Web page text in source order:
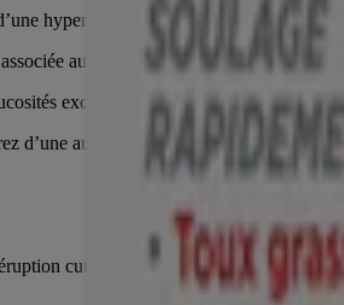
hypertrophie de la prostate
au tabagisme, à l’asthme ou à
excessives
d’une autre affection pulmonaire
cutanée ou des démangeaisons